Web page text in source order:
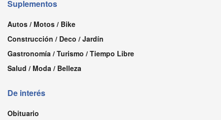
Suplementos
Autos / Motos / Bike
Construcción / Deco / Jardín
Gastronomía / Turismo / Tiempo Libre
Salud / Moda / Belleza
De interés
Obituario